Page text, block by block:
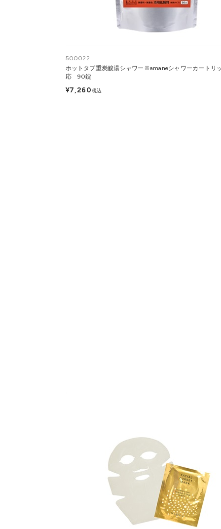
500022
ホットタブ重炭酸湯シャワー※amaneシャワーカートリ
応 90錠
¥7,260税込